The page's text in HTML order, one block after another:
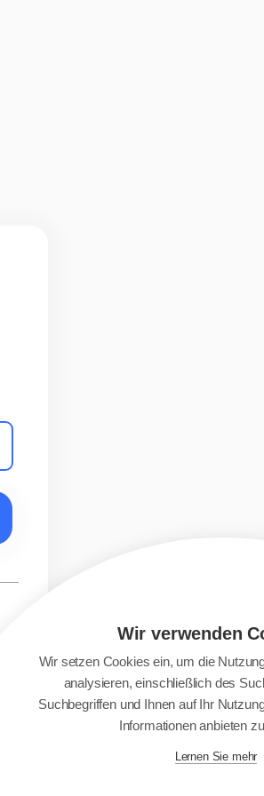
Wir verwenden
Wir setzen Cookies ein, um die
analysieren, einschließlich des
Suchbegriffen und Ihnen auf Ihr
Informationen anbieten
Lernen Sie mehr